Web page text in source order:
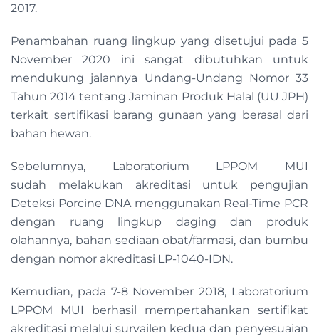
2017.
Penambahan ruang lingkup yang disetujui pada 5
November 2020 ini sangat dibutuhkan untuk
mendukung jalannya Undang-Undang Nomor 33
Tahun 2014 tentang Jaminan Produk Halal (UU JPH)
terkait sertifikasi barang gunaan yang berasal dari
bahan hewan.
Sebelumnya, Laboratorium LPPOM MUI
sudah melakukan akreditasi untuk pengujian
Deteksi Porcine DNA menggunakan Real-Time PCR
dengan ruang lingkup daging dan produk
olahannya, bahan sediaan obat/farmasi, dan bumbu
dengan nomor akreditasi LP-1040-IDN.
Kemudian, pada 7-8 November 2018, Laboratorium
LPPOM MUI berhasil mempertahankan sertifikat
akreditasi melalui survailen kedua dan penyesuaian